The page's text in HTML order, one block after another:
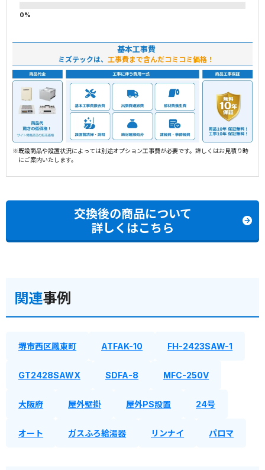
基本工事費
ミズテックは、 工事費まで含んだコミコミ価格！
※既設商品や設置状況によっては別途オプション工事費が必要です。詳しくはお見積り時
にご案内いたします。
交換後の商品について
詳しくはこちら
関連事例
堺市西区鳳東町 ATFAK-10 FH-2423SAW-1
GT2428SAWX SDFA-8 MFC-250V
大阪府 屋外壁掛 屋外PS設置 24号
オート ガスふろ給湯器 リンナイ パロマ